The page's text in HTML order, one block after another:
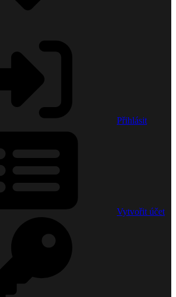
Přihlásit
Vytvořit účet